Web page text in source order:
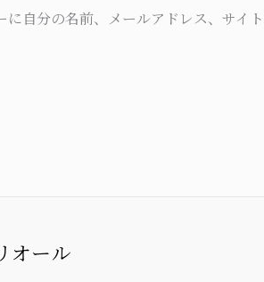
自分の名前、メールアドレス、サイト
オール